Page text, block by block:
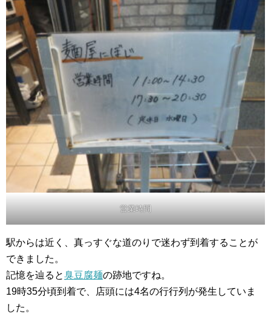
営業時間
駅からは近く、真っすぐな道のりで迷わず到着することが
できました。
記憶を辿ると臭豆腐麺の跡地ですね。
19時35分頃到着で、店頭には4名の行行列が発生していま
した。